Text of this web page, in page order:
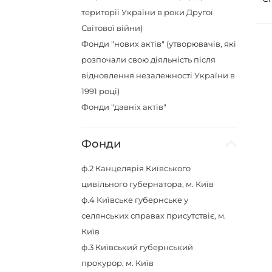
території України в роки Другої
Світової війни)
Фонди "нових актів" (утворювачів, які
розпочали свою діяльність після
відновлення незалежності України в
1991 році)
Фонди "давніх актів"
Фонди
ф.2 Канцелярія Київського
цивільного губернатора, м. Київ
ф.4 Київське губернське у
селянських справах присутствіє, м.
Київ
ф.3 Київський губернський
прокурор, м. Київ